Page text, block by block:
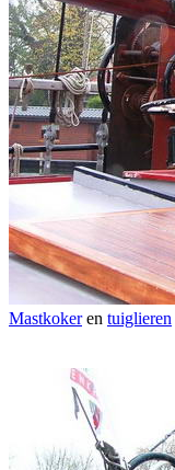
Mastkokeren tuiglieren